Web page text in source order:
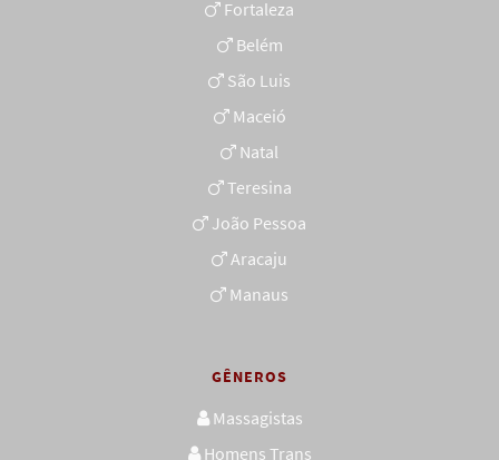
Fortaleza
Belém
São Luis
Maceió
Natal
Teresina
João Pessoa
Aracaju
Manaus
GÊNEROS
Massagistas
Homens Trans